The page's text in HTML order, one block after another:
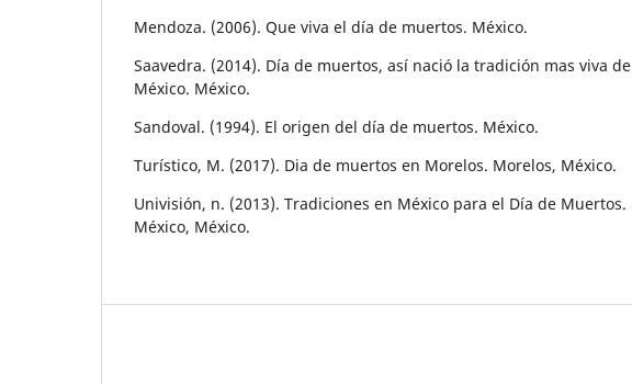
Mendoza. (2006). Que viva el día de muertos. México.
Saavedra. (2014). Día de muertos, así nació la tradición mas viva de
México. México.
Sandoval. (1994). El origen del día de muertos. México.
Turístico, M. (2017). Dia de muertos en Morelos. Morelos, México.
Univisión, n. (2013). Tradiciones en México para el Día de Muertos.
México, México.